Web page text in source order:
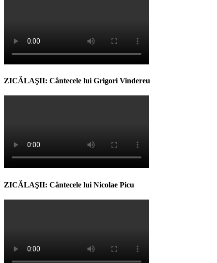
ZICĂLAŞII: Cântecele lui Grigori Vindereu
ZICĂLAŞII: Cântecele lui Nicolae Picu